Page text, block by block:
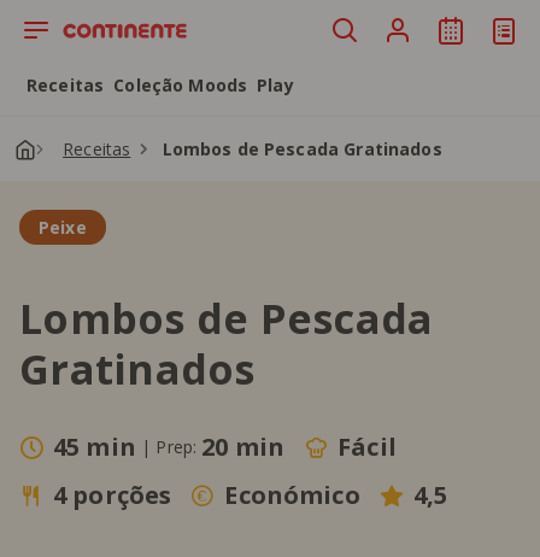
Saltar para o conteúdo principal
Receitas Coleção Moods Play
Receitas Lombos de Pescada Gratinados
Peixe
Lombos de Pescada
Gratinados
45 min | Prep: 20 min
Fácil
4 porções
Económico 4,5